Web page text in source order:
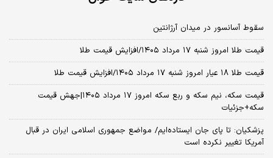
سقوط آسانسور در میدان آرژانتین
قیمت طلا امروز شنبه ۱۷ مرداد ۱۴۰۵/افزایش قیمت طلا
قیمت طلا ۱۸ عیار امروز شنبه ۱۷ مرداد ۱۴۰۵/افزایش قیمت طلا
قیمت سکه، نیم سکه و ربع سکه امروز ۱۷ مرداد ۱۴۰۵|جهش قیمت
سکه+جزئیات
پزشکیان: تا پای جان ایستاده‌ایم/ مواضع جمهوری اسلامی ایران در قبال
آمریکا تغییر نکرده است